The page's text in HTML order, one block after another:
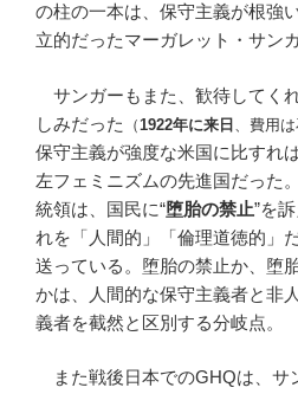
の柱の一本は、保守主義が根強
立的だったマーガレット・サン
サンガーもまた、歓待してく
しみだった
（ 1922年に来日 、費用
保守主義が強度な米国に比すれ
左フェミニズムの先進国だった
統領は、国民に“堕胎の禁止”を
れを「人間的」「倫理道徳的」
送っている。堕胎の禁止か、堕
かは、人間的な保守主義者と非
義者を截然と区別する分岐点。
また戦後日本でのGHQは、サ